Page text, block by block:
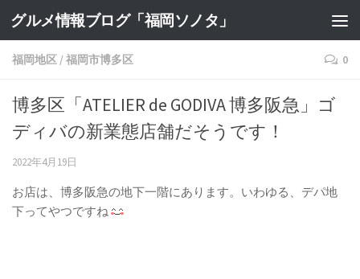
グルメ情報ブログ「福岡ソノタ」
福岡地区 /福岡市博多区 0
博多区「ATELIER de GODIVA 博多阪急」ゴ
ディバの新業態店舗だそうです！
2022年4月19日
お店は、博多阪急の地下一階にあります。いわゆる、デパ地
下ってやつですね